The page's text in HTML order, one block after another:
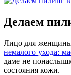
Делаем
Лицо для женщины
немалого ухода:
даме не
состояния кожи.